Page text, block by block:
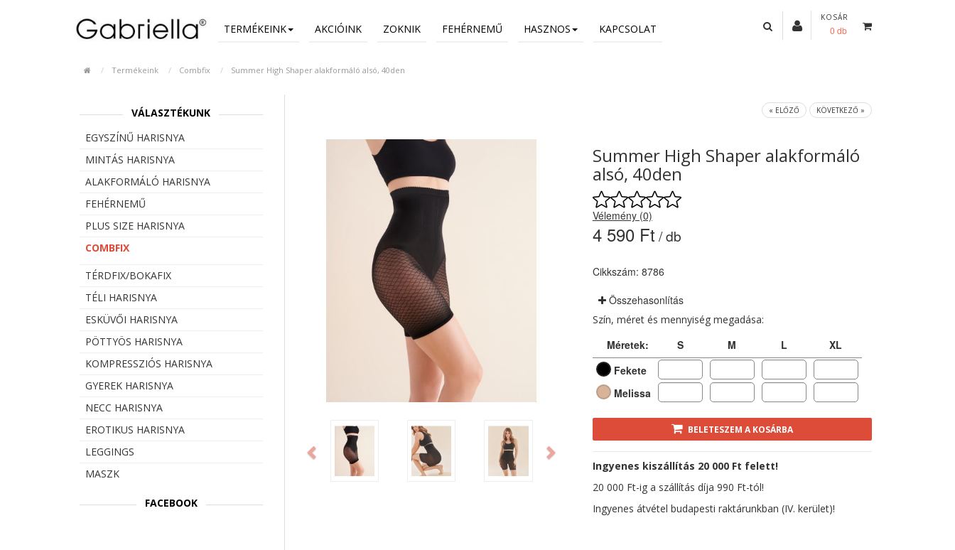
TERMÉKEINK AKCIÓINK ZOKNIK FEHÉRNEMŰ HASZNOS KAPCSOLAT
KOSÁR
0 db
Termékeink Combfix Summer High Shaper alakformáló alsó, 40den
VÁLASZTÉKUNK
EGYSZÍNŰ HARISNYA
MINTÁS HARISNYA
ALAKFORMÁLÓ HARISNYA
FEHÉRNEMŰ
PLUS SIZE HARISNYA
COMBFIX
TÉRDFIX/BOKAFIX
TÉLI HARISNYA
ESKÜVŐI HARISNYA
PÖTTYÖS HARISNYA
KOMPRESSZIÓS HARISNYA
GYEREK HARISNYA
NECC HARISNYA
EROTIKUS HARISNYA
LEGGINGS
MASZK
FACEBOOK
« ELŐZŐ KÖVETKEZŐ »
Previous Next
Summer High Shaper alakformáló
alsó, 40den
Vélemény (0)
4 590 Ft / db
Cikkszám: 8786
Összehasonlítás
Szín, méret és mennyiség megadása:
Méretek: S M L
XL
Fekete
Melissa
BELETESZEM A KOSÁRBA
Ingyenes kiszállítás 20 000 Ft felett!
20 000 Ft-ig a szállítás díja 990 Ft-tól!
Ingyenes átvétel budapesti raktárunkban (IV. kerület)!